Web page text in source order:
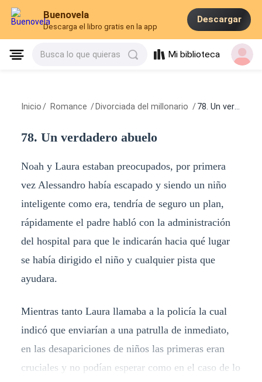
Buenovela
Descarga el libro gratis en la app
Descargar
Busca lo que quieras Mi biblioteca
Inicio / Romance / Divorciada del millonario / 78. Un verdadero abuelo
78. Un verdadero abuelo
Noah y Laura estaban preocupados, por primera
vez Alessandro había escapado y siendo un niño
inteligente como era, tendría de seguro un plan,
rápidamente el padre habló con la administración
del hospital para que le indicarán hacia qué lugar
se había dirigido el niño y cualquier pista que
ayudara.
Mientras tanto Laura llamaba a la policía la cual
indicó que enviarían a una patrulla de inmediato,
en las desapariciones de niños las primeras eran
cruciales y no podían esperar como en el caso de lo